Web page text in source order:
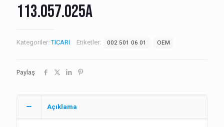
113.057.025A
Kategoriler:TICARI Etiketler: 002 501 06 01 OEM
Paylaş
Açıklama